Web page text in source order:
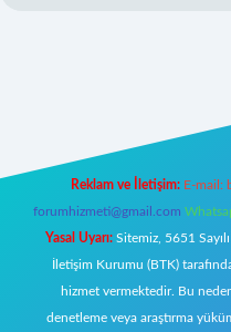
Reklam ve İletişim: E-mail:
forumhizmeti@gmail.com
Yasal Uyarı: Sitemiz, 5651
İletişim Kurumu (BTK)
hizmet vermektedir. Bu
denetleme veya araştırma